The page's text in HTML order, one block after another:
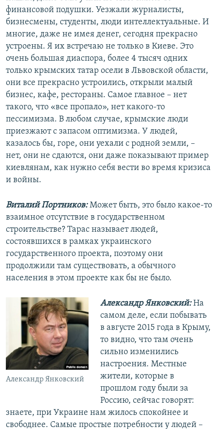
финансовой подушки. Уезжали журналисты,
бизнесмены, студенты, люди интеллектуальные. И
многие, даже не имея денег, сегодня прекрасно
устроены. Я их встречаю не только в Киеве. Это
очень большая диаспора, более 4 тысяч одних
только крымских татар осели в Львовской области,
они все прекрасно устроились, открыли малый
бизнес, кафе, рестораны. Самое главное – нет
такого, что «все пропало», нет какого-то
пессимизма. В любом случае, крымские люди
приезжают с запасом оптимизма. У людей,
казалось бы, горе, они уехали с родной земли, –
нет, они не сдаются, они даже показывают пример
киевлянам, как нужно себя вести во время кризиса
и войны.
Виталий Портников:Может быть, это было какое-то
взаимное отсутствие в государственном
строительстве? Тарас называет людей,
состоявшихся в рамках украинского
государственного проекта, поэтому они
продолжили там существовать, а обычного
населения в этом проекте как бы не было.
Александр Янковский
Александр Янковский:На
самом деле, если побывать
в августе 2015 года в Крыму,
то видно, что там очень
сильно изменились
настроения. Местные
жители, которые в
прошлом году были за
Россию, сейчас говорят:
знаете, при Украине нам жилось спокойнее и
свободнее. Самые простые потребности у людей –